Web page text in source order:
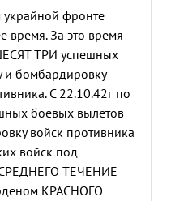
фронте
время. За это время
ТРИ успешных
и бомбардировку
С 22.10.42г по
боевых вылетов
войск противника
войск под
ТЕЧЕНИЕ
КРАСНОГО